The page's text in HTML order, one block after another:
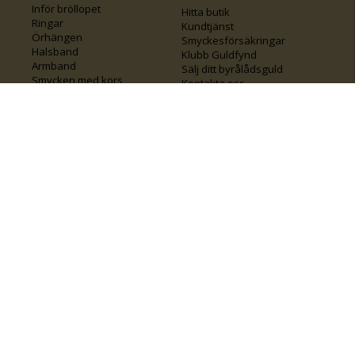
Inför bröllopet
Ringar
Örhängen
Halsband
Armband
Smycken med kors
Hitta butik
Kundtjänst
Smyckesförsäkringar
Klubb Guldfynd
Sälj ditt byrålådsguld
Kontakta oss